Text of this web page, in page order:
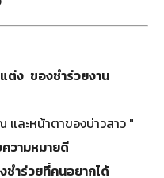
ต่ง ของชําร่วยงาน
ละหน้าตาของบ่าวสาว "
วามหมายดี
ชำร่วยที่คนอยากได้